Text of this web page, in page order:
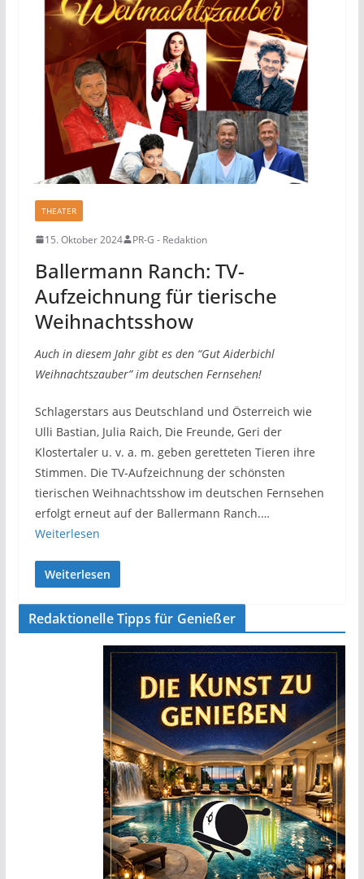
THEATER
15. Oktober 2024 PR-G - Redaktion
Ballermann Ranch: TV-
Aufzeichnung für tierische
Weihnachtsshow
Auch in diesem Jahr gibt es den “Gut Aiderbichl
Weihnachtszauber” im deutschen Fernsehen!
Schlagerstars aus Deutschland und Österreich wie
Ulli Bastian, Julia Raich, Die Freunde, Geri der
Klostertaler u. v. a. m. geben geretteten Tieren ihre
Stimmen. Die TV-Aufzeichnung der schönsten
tierischen Weihnachtsshow im deutschen Fernsehen
erfolgt erneut auf der Ballermann Ranch.…
Weiterlesen
Weiterlesen
Redaktionelle Tipps für Genießer